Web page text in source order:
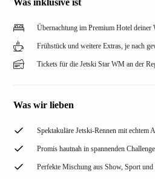
Was inklusive ist
Übernachtung im Premium Hotel deiner
Frühstück und weitere Extras, je nach
Tickets für die Jetski Star WM an der
Was wir lieben
Spektakuläre Jetski-Rennen mit echtem
Promis hautnah in spannenden
Perfekte Mischung aus Show, Sport und